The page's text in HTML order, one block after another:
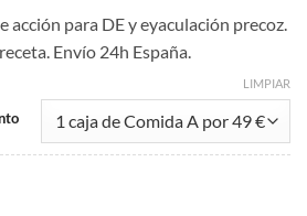
precios:
desde
hasta
237,00 €
acción para DE y eyaculación precoz.
Envío 24h España.
LIMPIAR